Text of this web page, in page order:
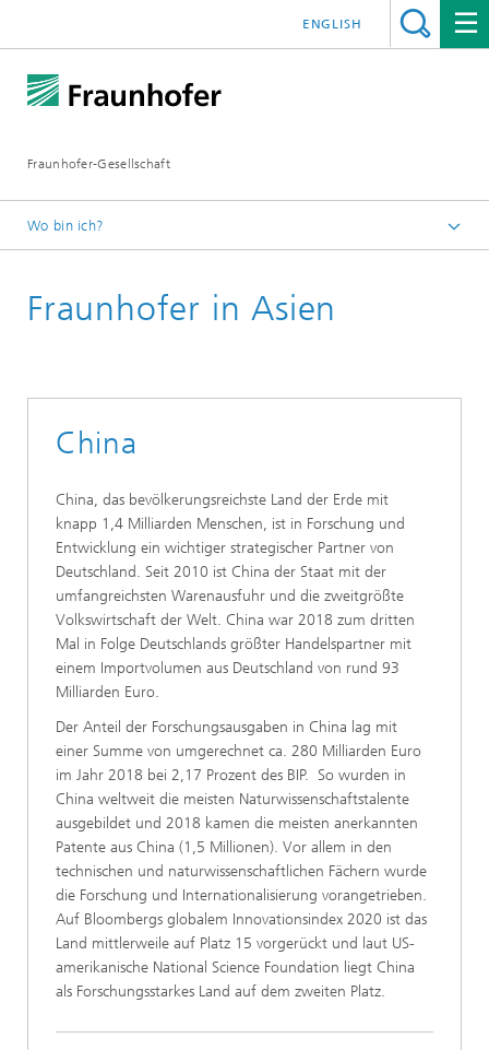
Fraunhofer-Gesellschaft
ENGLISH
Wo bin ich?
Institute und Einrichtungen
Fraunhofer in Asien
China
China, das bevölkerungsreichste Land der Erde mit
knapp 1,4 Milliarden Menschen, ist in Forschung und
Entwicklung ein wichtiger strategischer Partner von
Deutschland. Seit 2010 ist China der Staat mit der
umfangreichsten Warenausfuhr und die zweitgrößte
Volkswirtschaft der Welt. China war 2018 zum dritten
Mal in Folge Deutschlands größter Handelspartner mit
einem Importvolumen aus Deutschland von rund 93
Milliarden Euro.
Der Anteil der Forschungsausgaben in China lag mit
einer Summe von umgerechnet ca. 280 Milliarden Euro
im Jahr 2018 bei 2,17 Prozent des BIP. So wurden in
China weltweit die meisten Naturwissenschaftstalente
ausgebildet und 2018 kamen die meisten anerkannten
Patente aus China (1,5 Millionen). Vor allem in den
technischen und naturwissenschaftlichen Fächern wurde
die Forschung und Internationalisierung vorangetrieben.
Auf Bloombergs globalem Innovationsindex 2020 ist das
Land mittlerweile auf Platz 15 vorgerückt und laut US-
amerikanische National Science Foundation liegt China
als Forschungsstarkes Land auf dem zweiten Platz.